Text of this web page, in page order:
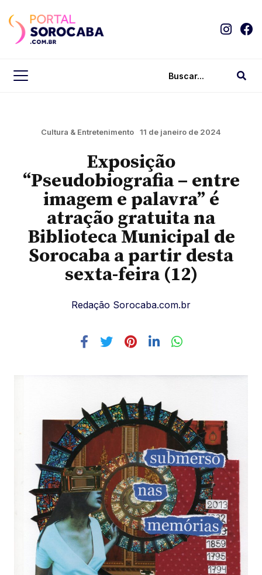
Cultura & Entretenimento 11 de janeiro de 2024
Exposição
“Pseudobiografia – entre
imagem e palavra” é
atração gratuita na
Biblioteca Municipal de
Sorocaba a partir desta
sexta-feira (12)
Redação Sorocaba.com.br